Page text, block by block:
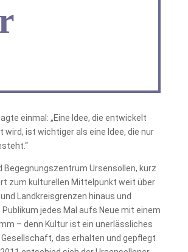
einmal: „Eine Idee, die entwickelt
wird, ist wichtiger als eine Idee, die nur
Begegnungszentrum Ursensollen, kurz
zum kulturellen Mittelpunkt weit über
Landkreisgrenzen hinaus und
jedes Mal aufs Neue mit einem
– denn Kultur ist ein unerlässliches
das erhalten und gepflegt